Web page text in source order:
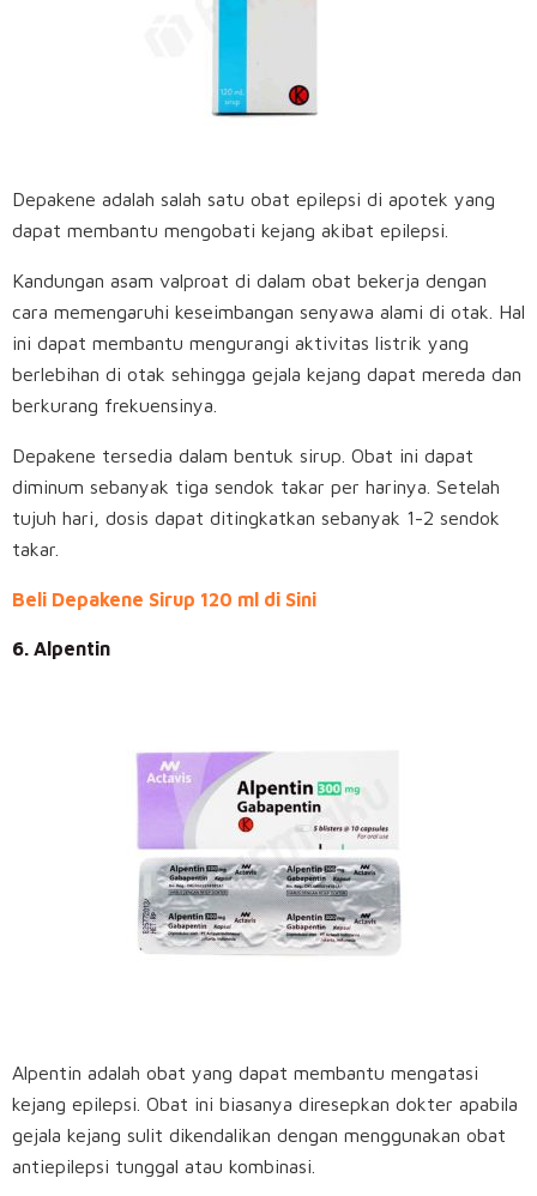
Depakene adalah salah satu obat epilepsi di apotek yang
dapat membantu mengobati kejang akibat epilepsi.
Kandungan asam valproat di dalam obat bekerja dengan
cara memengaruhi keseimbangan senyawa alami di otak. Hal
ini dapat membantu mengurangi aktivitas listrik yang
berlebihan di otak sehingga gejala kejang dapat mereda dan
berkurang frekuensinya.
Depakene tersedia dalam bentuk sirup. Obat ini dapat
diminum sebanyak tiga sendok takar per harinya. Setelah
tujuh hari, dosis dapat ditingkatkan sebanyak 1-2 sendok
takar.
Beli Depakene Sirup 120 ml di Sini
6. Alpentin
Alpentin adalah obat yang dapat membantu mengatasi
kejang epilepsi. Obat ini biasanya diresepkan dokter apabila
gejala kejang sulit dikendalikan dengan menggunakan obat
antiepilepsi tunggal atau kombinasi.